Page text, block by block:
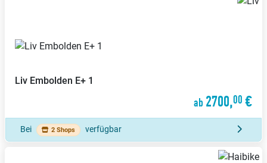
Liv Embolden E+ 1
ab 2700,00 €
Bei 2 Shops verfügbar